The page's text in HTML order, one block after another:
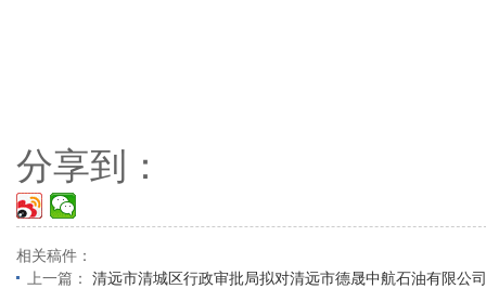
分享到：
相关稿件：
上一篇： 清远市清城区行政审批局拟对清远市德晟中航石油有限公